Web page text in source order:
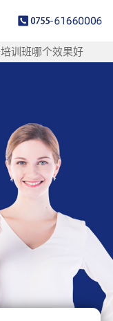
训班哪个效果好